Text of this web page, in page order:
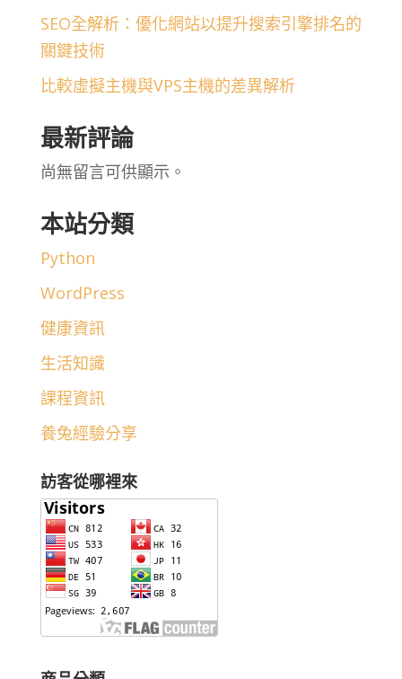
SEO全解析：優化網站以提升搜索引擎排名的
關鍵技術
比較虛擬主機與VPS主機的差異解析
最新評論
尚無留言可供顯示。
本站分類
Python
WordPress
健康資訊
生活知識
課程資訊
養兔經驗分享
訪客從哪裡來